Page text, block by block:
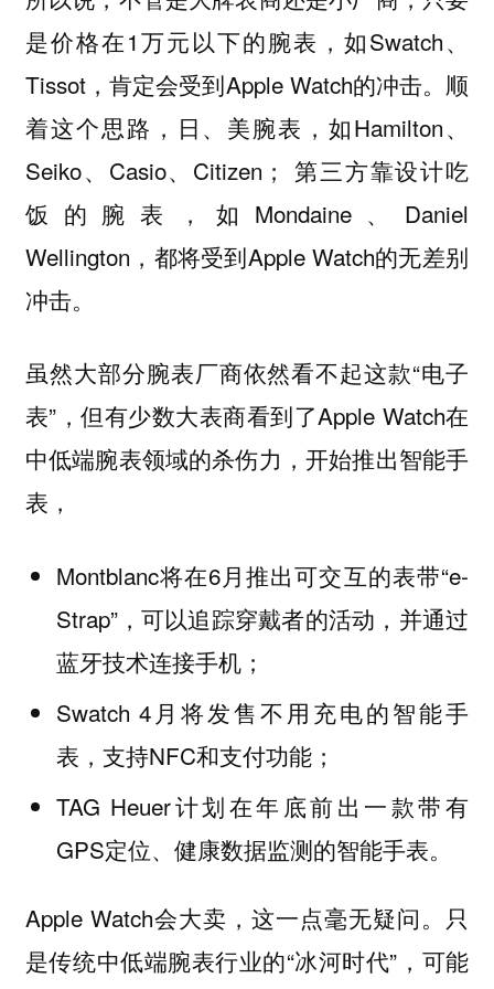
是价格在1万元以下的腕表，如Swatch、
Tissot，肯定会受到Apple Watch的冲击。顺
着这个思路，日、美腕表，如Hamilton、
Seiko、Casio、Citizen； 第三方靠设计吃
饭的腕表，如Mondaine、Daniel
Wellington，都将受到Apple Watch的无差别
冲击。
虽然大部分腕表厂商依然看不起这款“电子
表”，但有少数大表商看到了Apple Watch在
中低端腕表领域的杀伤力，开始推出智能手
表，
Montblanc将在6月推出可交互的表带“e-
Strap”，可以追踪穿戴者的活动，并通过
蓝牙技术连接手机；
Swatch 4月将发售不用充电的智能手
表，支持NFC和支付功能；
TAG Heuer计划在年底前出一款带有
GPS定位、健康数据监测的智能手表。
Apple Watch会大卖，这一点毫无疑问。只
是传统中低端腕表行业的“冰河时代”，可能